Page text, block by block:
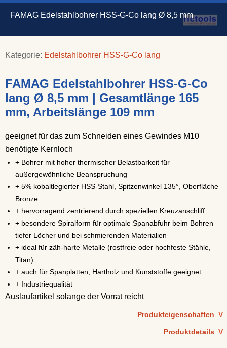
FAMAG Edelstahlbohrer HSS-G-Co lang Ø 8,5 mm
Kategorie: Edelstahlbohrer HSS-G-Co lang
FAMAG Edelstahlbohrer HSS-G-Co
lang Ø 8,5 mm | Gesamtlänge 165
mm, Arbeitslänge 109 mm
geeignet für das zum Schneiden eines Gewindes M10
benötigte Kernloch
+ Bohrer mit hoher thermischer Belastbarkeit für
außergewöhnliche Beanspruchung
+ 5% kobaltlegierter HSS-Stahl, Spitzenwinkel 135°, Oberfläche
Bronze
+ hervorragend zentrierend durch speziellen Kreuzanschliff
+ besondere Spiralform für optimale Spanabfuhr beim Bohren
tiefer Löcher und bei schmierenden Materialien
+ ideal für zäh-harte Metalle (rostfreie oder hochfeste Stähle,
Titan)
+ auch für Spanplatten, Hartholz und Kunststoffe geeignet
+ Industriequalität
Auslaufartikel solange der Vorrat reicht
Produkteigenschaften V
Produktdetails V